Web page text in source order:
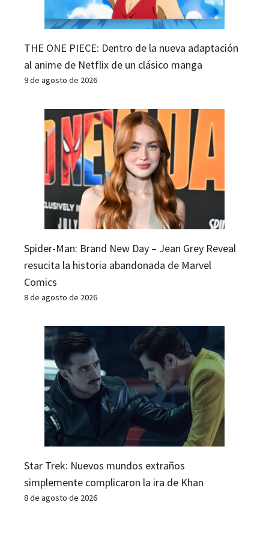
THE ONE PIECE: Dentro de la nueva adaptación
al anime de Netflix de un clásico manga
9 de agosto de 2026
Spider-Man: Brand New Day – Jean Grey Reveal
resucita la historia abandonada de Marvel
Comics
8 de agosto de 2026
Star Trek: Nuevos mundos extraños
simplemente complicaron la ira de Khan
8 de agosto de 2026